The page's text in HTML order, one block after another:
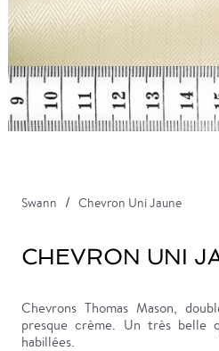
Swann Chevron Uni Jaune
CHEVRON UNI
Chevrons Thomas Mason,
presque crème. Un très belle
habillées.